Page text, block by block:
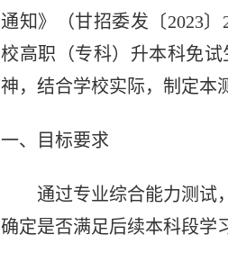
通知》（甘招委发 〔 2023
校高职（专科）升本科免
神，结合学校实际，制定本
一、目标要求
通过专业综合能力测试
确定是否满足后续本科段学